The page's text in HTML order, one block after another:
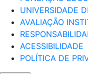
UNIVERSIDADE
AVALIAÇÃO
ACESSIBILIDADE
POLÍTICA DE